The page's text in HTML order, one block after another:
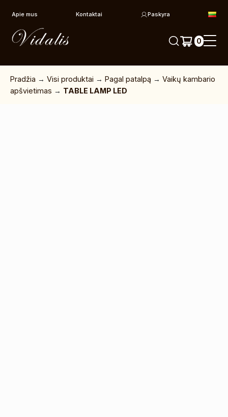
Apie mus Kontaktai Paskyra
0
Pradžia →Visi produktai →Pagal patalpą →Vaikų kambario
apšvietimas → TABLE LAMP LED